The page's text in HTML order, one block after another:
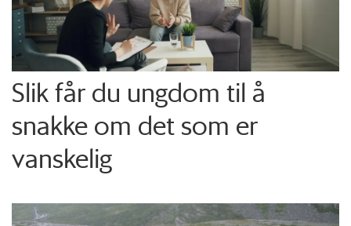
Slik får du ungdom til å
snakke om det som er
vanskelig